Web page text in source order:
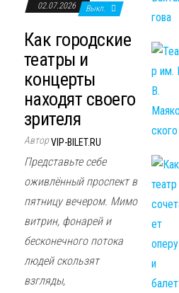
02.07.2026 Выкл.
Как городские
театры и
концерты
находят своего
зрителя
АвторVIP-BILET.RU
Представьте себе
оживлённый проспект в
пятницу вечером. Мимо
витрин, фонарей и
бесконечного потока
людей скользят
взгляды,